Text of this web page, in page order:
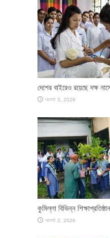
দেশের বাইরেও রয়েছে দক্ষ
আগস্ট 3, 2026
কুমিল্লা বিভিন্ন
আগস্ট 2, 2026